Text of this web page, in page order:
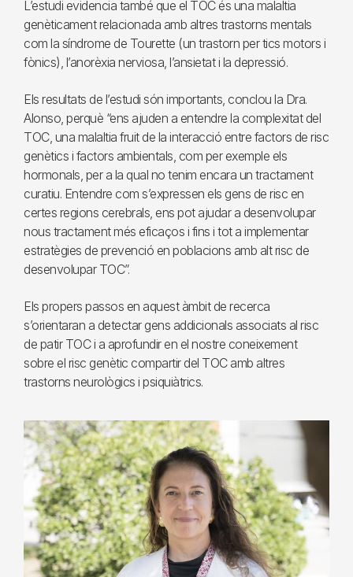
L’estudi evidencia també que el TOC és una malaltia
genèticament relacionada amb altres trastorns mentals
com la síndrome de Tourette (un trastorn per tics motors i
fònics), l’anorèxia nerviosa, l’ansietat i la depressió.
Els resultats de l’estudi són importants, conclou la Dra.
Alonso, perquè “ens ajuden a entendre la complexitat del
TOC, una malaltia fruit de la interacció entre factors de risc
genètics i factors ambientals, com per exemple els
hormonals, per a la qual no tenim encara un tractament
curatiu. Entendre com s’expressen els gens de risc en
certes regions cerebrals, ens pot ajudar a desenvolupar
nous tractament més eficaços i fins i tot a implementar
estratègies de prevenció en poblacions amb alt risc de
desenvolupar TOC”.
Els propers passos en aquest àmbit de recerca
s’orientaran a detectar gens addicionals associats al risc
de patir TOC i a aprofundir en el nostre coneixement
sobre el risc genètic compartir del TOC amb altres
trastorns neurològics i psiquiàtrics.